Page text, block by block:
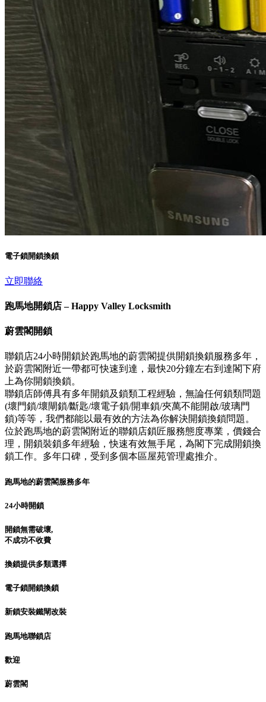
電子鎖開鎖換鎖
立即聯絡
跑馬地開鎖店 – Happy Valley Locksmith
蔚雲閣開鎖
聯鎖店24小時開鎖於跑馬地的蔚雲閣提供開鎖換鎖服務多年，
於蔚雲閣附近一帶都可快速到達，最快20分鐘左右到達閣下府
上為你開鎖換鎖。
聯鎖店師傅具有多年開鎖及鎖類工程經驗，無論任何鎖類問題
(壞門鎖/壞閘鎖/斷匙/壞電子鎖/開車鎖/夾萬不能開啟/玻璃門
鎖)等等，我們都能以最有效的方法為你解決開鎖換鎖問題。
位於跑馬地的蔚雲閣附近的聯鎖店鎖匠服務態度專業，價錢合
理，開鎖裝鎖多年經驗，快速有效無手尾，為閣下完成開鎖換
鎖工作。多年口碑，受到多個本區屋苑管理處推介。
跑馬地的蔚雲閣服務多年
24小時開鎖
開鎖無需破壞,
不成功不收費
換鎖提供多類選擇
電子鎖開鎖換鎖
新鎖安裝鐵閘改裝
跑馬地聯鎖店
歡迎
蔚雲閣